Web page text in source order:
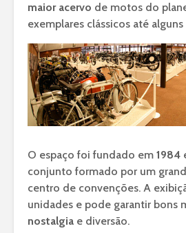
maior acervo de motos do
exemplares clássicos até
O espaço foi fundado em 1984
conjunto formado por um
centro de convenções. A
unidades e pode garantir bons
nostalgia e diversão.